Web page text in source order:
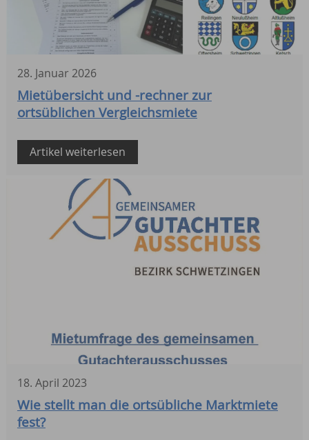
28. Januar 2026
Mietübersicht und -rechner zur
ortsüblichen Vergleichsmiete
Artikel weiterlesen
18. April 2023
Wie stellt man die ortsübliche Marktmiete
fest?